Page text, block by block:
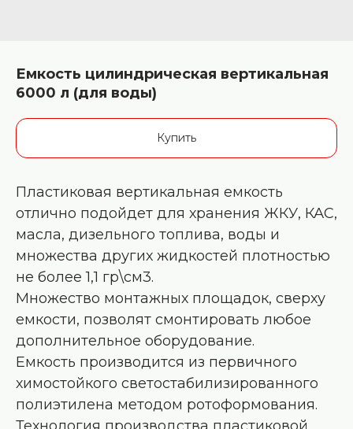
Емкость цилиндрическая вертикальная
6000 л (для воды)
Купить
Пластиковая вертикальная емкость
отлично подойдет для хранения ЖКУ, КАС,
масла, дизельного топлива, воды и
множества других жидкостей плотностью
не более 1,1 гр\см3.
Множество монтажных площадок, сверху
емкости, позволят смонтировать любое
дополнительное оборудование.
Емкость производится из первичного
химостойкого светостабилизированного
полиэтилена методом ротоформования.